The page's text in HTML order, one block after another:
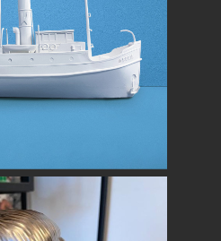
in 3D
DECORBOUW